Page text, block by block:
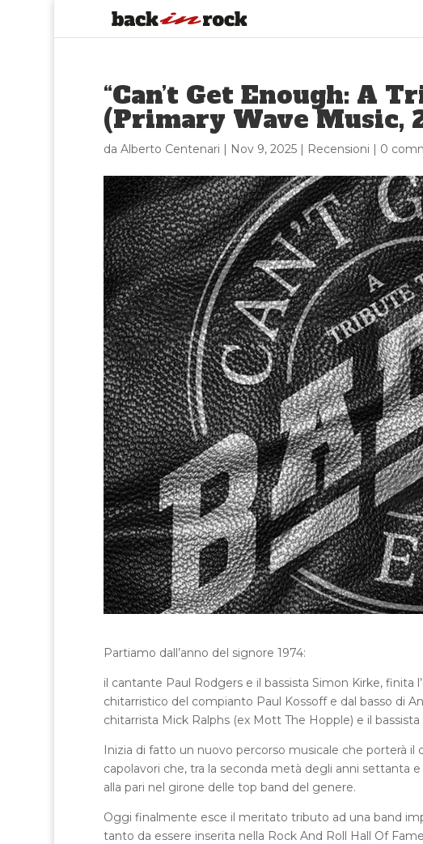
“Can’t Get Enough: A
(Primary Wave Music,
da Alberto Centenari | Nov 9, 2025| Recensioni | 0
Partiamo dall’anno del signore 1974:
il cantante Paul Rodgers e il bassista Simon Kirke, finita
chitarristico del compianto Paul Kossoff e dal basso di
chitarrista Mick Ralphs (ex Mott The Hopple) e il
Inizia di fatto un nuovo percorso musicale che porterà
capolavori che, tra la seconda metà degli anni settanta
alla pari nel girone delle top band del genere.
Oggi finalmente esce il meritato tributo ad una band
tanto da essere inserita nella Rock And Roll Hall Of